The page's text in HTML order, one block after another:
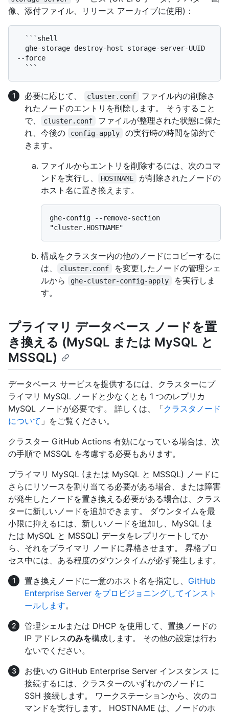
像、添付ファイル、リリース アーカイブに使用)：
--force
必要に応じて、 cluster.conf
ファイル内の削除さ
れたノードのエントリを削除します。 そうすること
で、
cluster.conf
ファイルが整理された状態に保た
れ、今後の
config-apply
の実行時の時間を節約で
きます。
ファイルからエントリを削除するには、次のコマ
ンドを実行し、
HOSTNAME
が削除されたノードの
ホスト名に置き換えます。
ghe-config --remove-section
構成をクラスター内の他のノードにコピーするに
は、
cluster.conf
を変更したノードの管理シェ
ルから
ghe-cluster-config-apply
を実行しま
す。
プライマリ データベース ノードを置
き換える (MySQL または MySQL と
MSSQL)
データベース サービスを提供するには、クラスターにプ
ライマリ MySQL ノードと少なくとも 1 つのレプリカ
MySQL ノードが必要です。 詳しくは、「クラスタノード
について 」をご覧ください。
クラスター GitHub Actions 有効になっている場合は、次
の手順で MSSQL を考慮する必要もあります。
プライマリ MySQL (または MySQL と MSSQL) ノードに
さらにリソースを割り当てる必要がある場合、または障害
が発生したノードを置き換える必要がある場合は、クラス
ターに新しいノードを追加できます。 ダウンタイムを最
小限に抑えるには、新しいノードを追加し、MySQL (ま
たは MySQL と MSSQL) データをレプリケートしてか
ら、それをプライマリ ノードに昇格させます。 昇格プロ
セス中には、ある程度のダウンタイムが必ず発生します。
置き換えノードに一意のホスト名を指定し、 GitHub
Enterprise Server をプロビジョニングしてインスト
ールします。
管理シェルまたは DHCP を使用して、置換ノードの
IP アドレスのみを構成します。 その他の設定は行わ
ないでください。
お使いの GitHub Enterprise Server インスタンス に
接続するには、クラスターのいずれかのノードに
SSH 接続します。 ワークステーションから、次のコ
マンドを実行します。 HOSTNAME は、ノードのホ